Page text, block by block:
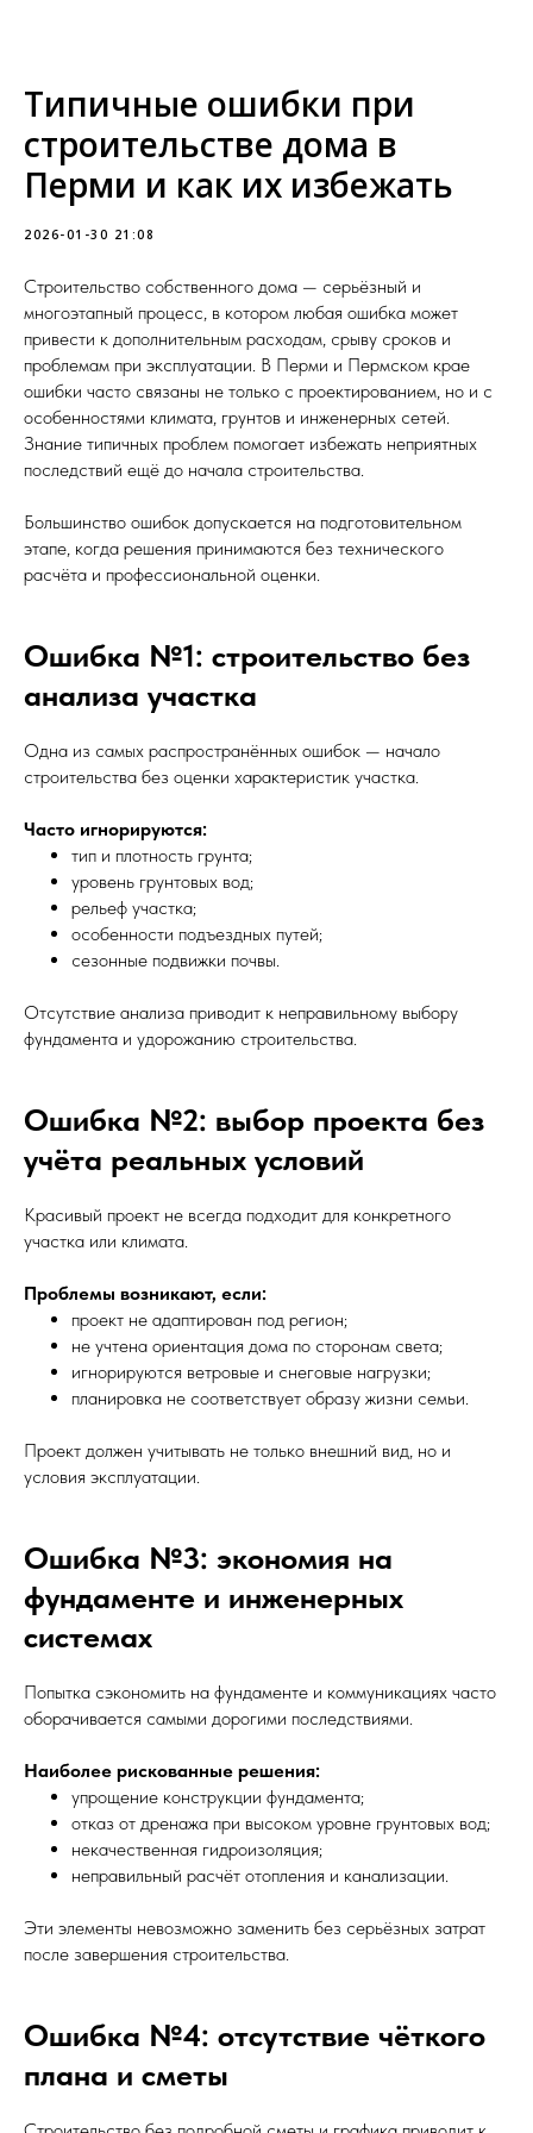
Типичные ошибки при
строительстве дома в
Перми и как их избежать
2026-01-30 21:08
Строительство собственного дома — серьёзный и
многоэтапный процесс, в котором любая ошибка может
привести к дополнительным расходам, срыву сроков и
проблемам при эксплуатации. В Перми и Пермском крае
ошибки часто связаны не только с проектированием, но и с
особенностями климата, грунтов и инженерных сетей.
Знание типичных проблем помогает избежать неприятных
последствий ещё до начала строительства.
Большинство ошибок допускается на подготовительном
этапе, когда решения принимаются без технического
расчёта и профессиональной оценки.
Ошибка №1: строительство без
анализа участка
Одна из самых распространённых ошибок — начало
строительства без оценки характеристик участка.
Часто игнорируются:
тип и плотность грунта;
уровень грунтовых вод;
рельеф участка;
особенности подъездных путей;
сезонные подвижки почвы.
Отсутствие анализа приводит к неправильному выбору
фундамента и удорожанию строительства.
Ошибка №2: выбор проекта без
учёта реальных условий
Красивый проект не всегда подходит для конкретного
участка или климата.
Проблемы возникают, если:
проект не адаптирован под регион;
не учтена ориентация дома по сторонам света;
игнорируются ветровые и снеговые нагрузки;
планировка не соответствует образу жизни семьи.
Проект должен учитывать не только внешний вид, но и
условия эксплуатации.
Ошибка №3: экономия на
фундаменте и инженерных
системах
Попытка сэкономить на фундаменте и коммуникациях часто
оборачивается самыми дорогими последствиями.
Наиболее рискованные решения:
упрощение конструкции фундамента;
отказ от дренажа при высоком уровне грунтовых вод;
некачественная гидроизоляция;
неправильный расчёт отопления и канализации.
Эти элементы невозможно заменить без серьёзных затрат
после завершения строительства.
Ошибка №4: отсутствие чёткого
плана и сметы